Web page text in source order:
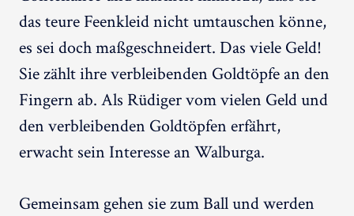
das teure Feenkleid nicht umtauschen könne,
es sei doch maßgeschneidert. Das viele Geld!
Sie zählt ihre verbleibenden Goldtöpfe an den
Fingern ab. Als Rüdiger vom vielen Geld und
den verbleibenden Goldtöpfen erfährt,
erwacht sein Interesse an Walburga.
Gemeinsam gehen sie zum Ball und werden